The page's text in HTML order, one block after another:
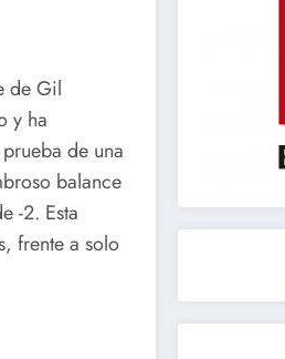
de Gil
y ha
de una
balance
-2. Esta
frente a solo